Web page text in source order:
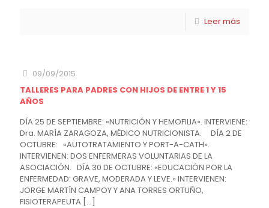
Leer más
09/09/2015
TALLERES PARA PADRES CON HIJOS DE ENTRE 1 Y 15
AÑOS
DÍA 25 DE SEPTIEMBRE: «NUTRICIÓN Y HEMOFILIA». INTERVIENE:
Dra. MARÍA ZARAGOZA, MÉDICO NUTRICIONISTA. DÍA 2 DE
OCTUBRE: «AUTOTRATAMIENTO Y PORT-A-CATH».
INTERVIENEN: DOS ENFERMERAS VOLUNTARIAS DE LA
ASOCIACIÓN. DÍA 30 DE OCTUBRE: «EDUCACIÓN POR LA
ENFERMEDAD: GRAVE, MODERADA Y LEVE.» INTERVIENEN:
JORGE MARTÍN CAMPOY Y ANA TORRES ORTUÑO,
FISIOTERAPEUTA […]